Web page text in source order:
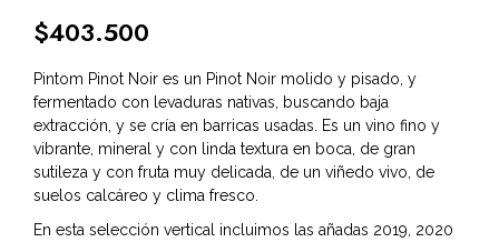
$403.500
Pintom Pinot Noir es un Pinot Noir molido y pisado, y
fermentado con levaduras nativas, buscando baja
extracción, y se cría en barricas usadas. Es un vino fino y
vibrante, mineral y con linda textura en boca, de gran
sutileza y con fruta muy delicada, de un viñedo vivo, de
suelos calcáreo y clima fresco.
En esta selección vertical incluimos las añadas 2019, 2020